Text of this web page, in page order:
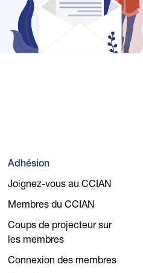
Adhésion
Joignez-vous au CCIAN
Membres du CCIAN
Coups de projecteur sur
les membres
Connexion des membres